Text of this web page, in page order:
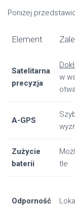
Poniżej
Element
Satelitarna
precyzja
w
A-GPS
Zużycie
baterii
tle
Odporność